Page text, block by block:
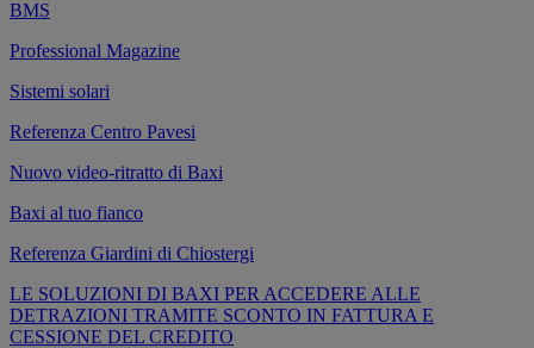
BMS
Professional Magazine
Sistemi solari
Referenza Centro Pavesi
Nuovo video-ritratto di Baxi
Baxi al tuo fianco
Referenza Giardini di Chiostergi
LE SOLUZIONI DI BAXI PER ACCEDERE ALLE
DETRAZIONI TRAMITE SCONTO IN FATTURA E
CESSIONE DEL CREDITO